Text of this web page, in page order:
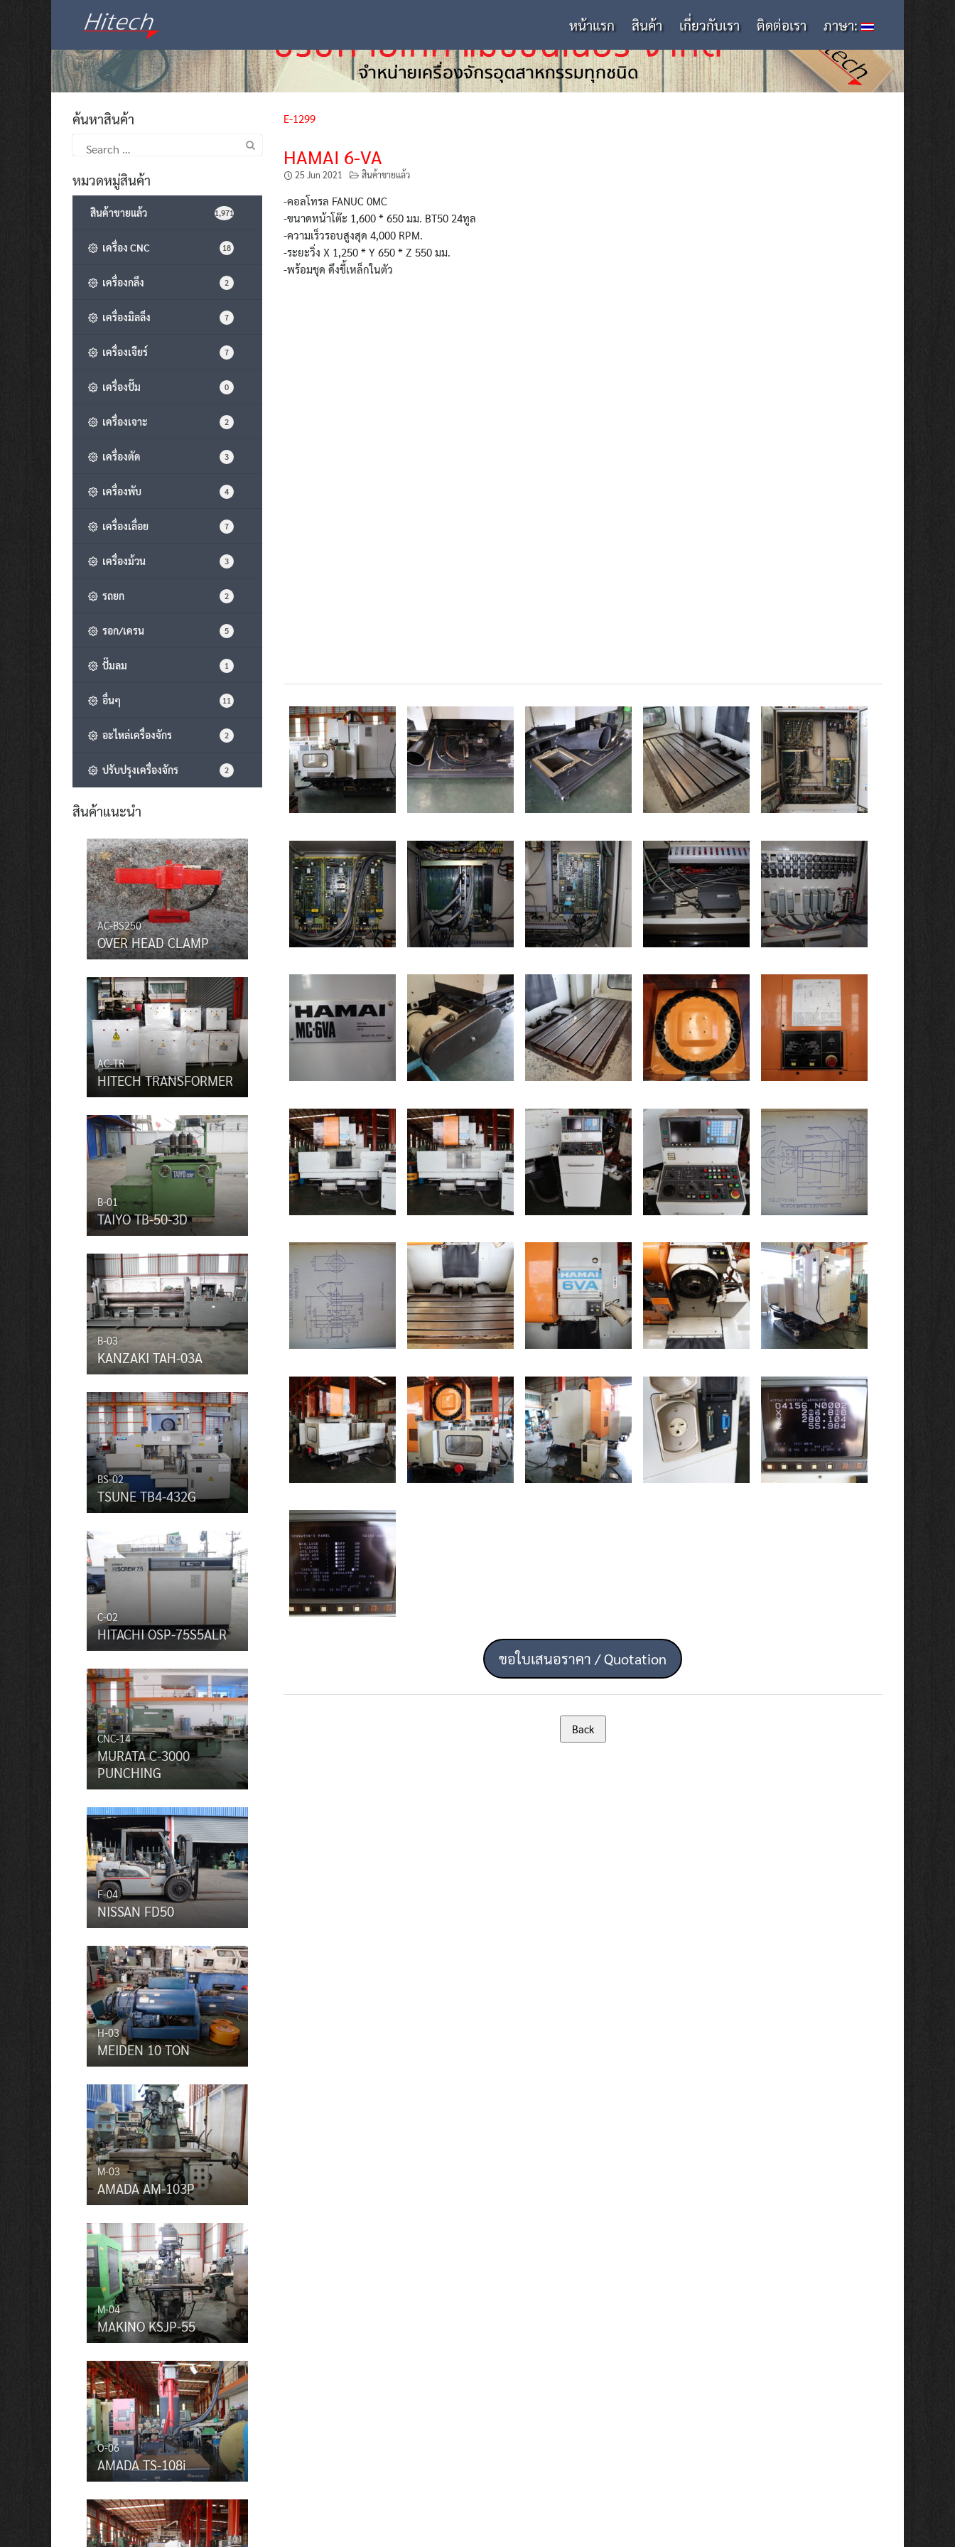
หน้าแรก สินค้า เกี่ยวกับเรา ติดต่อเรา ภาษา:
E-1299
HAMAI 6-VA
25 Jun 2021 สินค้าขายแล้ว
-คอลโทรล FANUC 0MC
-ขนาดหน้าโต๊ะ 1,600 * 650 มม. BT50 24ทูล
-ความเร็วรอบสูงสุด 4,000 RPM.
-ระยะวิ่ง X 1,250 * Y 650 * Z 550 มม.
-พร้อมชุด ดึงขี้เหล็กในตัว
ขอใบเสนอราคา / Quotation
ค้นหาสินค้า
for:
หมวดหมู่สินค้า
สินค้าขายแล้ว 1,971
เครื่อง CNC 18
เครื่องกลึง 2
เครื่องมิลลิ่ง 7
เครื่องเจียร์ 7
เครื่องปั๊ม 0
เครื่องเจาะ 2
เครื่องตัด 3
เครื่องพับ 4
เครื่องเลื่อย 7
เครื่องม้วน 3
รถยก 2
รอก/เครน 5
ปั๊มลม 1
อื่นๆ 11
อะไหล่เครื่องจักร 2
ปรับปรุงเครื่องจักร 2
สินค้าแนะนำ
AC-BS250
OVER HEAD CLAMP
AC-TR
HITECH TRANSFORMER
B-01
TAIYO TB-50-3D
B-03
KANZAKI TAH-03A
BS-02
TSUNE TB4-432G
C-02
HITACHI OSP-75S5ALR
CNC-14
MURATA C-3000
PUNCHING
F-04
NISSAN FD50
H-03
MEIDEN 10 TON
M-03
AMADA AM-103P
M-04
MAKINO KSJP-55
O-06
AMADA TS-108i